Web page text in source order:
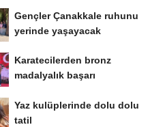
Gençler Çanakkale ruhunu
yerinde yaşayacak
Karatecilerden bronz
madalyalık başarı
Yaz kulüplerinde dolu dolu
tatil